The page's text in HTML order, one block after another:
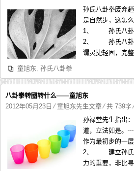
孙氏八卦拳废弃
是自然步，这怎
1、 孙氏八卦拳
2、 孙氏八卦拳
谓灵捷轻固，完
童旭东, 孙氏八卦拳
八卦拳转圈转什么——童旭东
2012年05月23日 ⁄童旭东先生文章⁄ 共 739字
孙禄堂先生指出
道，立法如是。
作为最初步的一
2、 建立孙氏八
力的重要，非比